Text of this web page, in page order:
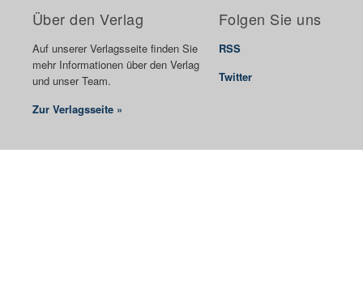
Über den Verlag
Auf unserer Verlagsseite finden Sie
mehr Informationen über den Verlag
und unser Team.
Zur Verlagsseite »
Folgen Sie uns
RSS
Twitter